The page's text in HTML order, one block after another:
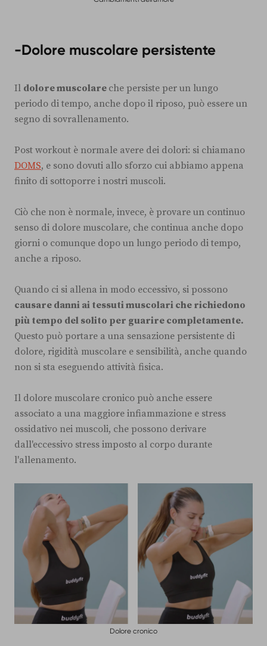
-Dolore muscolare persistente
Il dolore muscolare che persiste per un lungo
periodo di tempo, anche dopo il riposo, può essere un
segno di sovrallenamento.
Post workout è normale avere dei dolori: si chiamano
DOMS, e sono dovuti allo sforzo cui abbiamo appena
finito di sottoporre i nostri muscoli.
Ciò che non è normale, invece, è provare un continuo
senso di dolore muscolare, che continua anche dopo
giorni o comunque dopo un lungo periodo di tempo,
anche a riposo.
Quando ci si allena in modo eccessivo, si possono
causare danni ai tessuti muscolari che richiedono
più tempo del solito per guarire completamente.
Questo può portare a una sensazione persistente di
dolore, rigidità muscolare e sensibilità, anche quando
non si sta eseguendo attività fisica.
Il dolore muscolare cronico può anche essere
associato a una maggiore infiammazione e stress
ossidativo nei muscoli, che possono derivare
dall'eccessivo stress imposto al corpo durante
l'allenamento.
Dolore cronico